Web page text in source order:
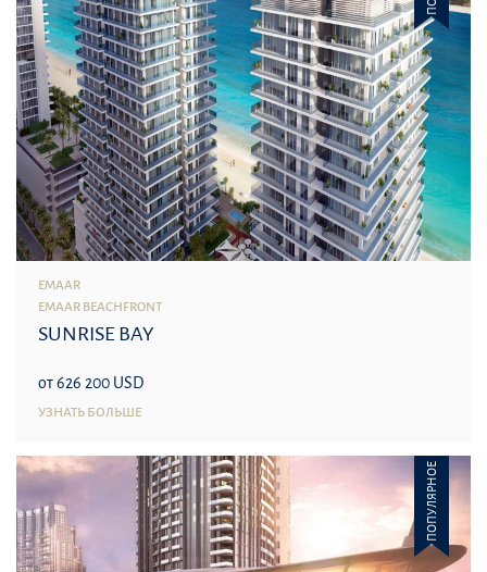
EMAAR
EMAAR BEACHFRONT
SUNRISE BAY
от 626 200 USD
УЗНАТЬ БОЛЬШЕ
ПОПУЛЯРНОЕ